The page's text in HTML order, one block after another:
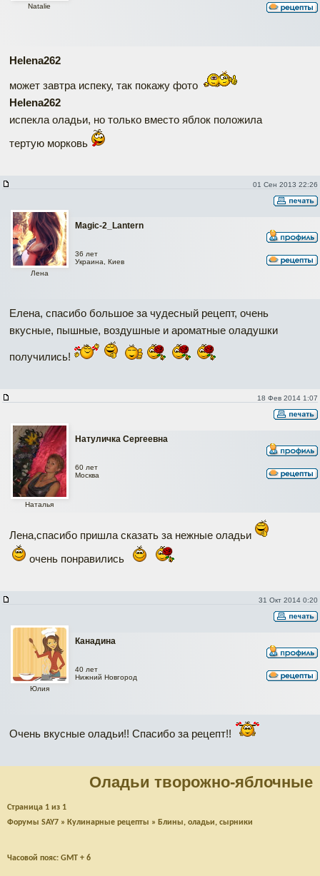
Natalie
Helena262
может завтра испеку, так покажу фото
Helena262
испекла оладьи, но только вместо яблок положила
тертую морковь
01 Сен 2013 22:26
Magic-2_Lantern
Лена
36 лет
Украина, Киев
Елена, спасибо большое за чудесный рецепт, очень
вкусные, пышные, воздушные и ароматные оладушки
получились!
18 Фев 2014 1:07
Натуличка Сергеевна
Наталья
60 лет
Москва
Лена,спасибо пришла сказать за нежные оладьи
очень понравились
31 Окт 2014 0:20
Канадина
Юлия
40 лет
Нижний Новгород
Очень вкусные оладьи!! Спасибо за рецепт!!
Оладьи творожно-яблочные
Страница 1 из 1
Форумы SAY7 » Кулинарные рецепты » Блины, оладьи, сырники
Часовой пояс: GMT + 6